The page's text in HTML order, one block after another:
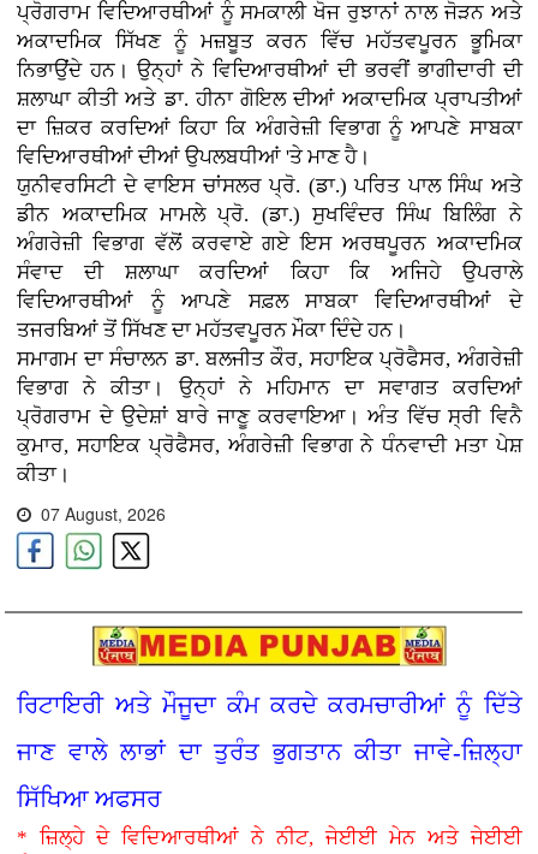
ਪ੍ਰੋਗਰਾਮ ਵਿਦਿਆਰਥੀਆਂ ਨੂੰ ਸਮਕਾਲੀ ਖੋਜ ਰੁਝਾਨਾਂ ਨਾਲ ਜੋੜਨ ਅਤੇ
ਅਕਾਦਮਿਕ ਸਿੱਖਣ ਨੂੰ ਮਜ਼ਬੂਤ ਕਰਨ ਵਿੱਚ ਮਹੱਤਵਪੂਰਨ ਭੂਮਿਕਾ
ਨਿਭਾਉਂਦੇ ਹਨ। ਉਨ੍ਹਾਂ ਨੇ ਵਿਦਿਆਰਥੀਆਂ ਦੀ ਭਰਵੀਂ ਭਾਗੀਦਾਰੀ ਦੀ
ਸ਼ਲਾਘਾ ਕੀਤੀ ਅਤੇ ਡਾ. ਹੀਨਾ ਗੋਇਲ ਦੀਆਂ ਅਕਾਦਮਿਕ ਪ੍ਰਾਪਤੀਆਂ
ਦਾ ਜ਼ਿਕਰ ਕਰਦਿਆਂ ਕਿਹਾ ਕਿ ਅੰਗਰੇਜ਼ੀ ਵਿਭਾਗ ਨੂੰ ਆਪਣੇ ਸਾਬਕਾ
ਵਿਦਿਆਰਥੀਆਂ ਦੀਆਂ ਉਪਲਬਧੀਆਂ 'ਤੇ ਮਾਣ ਹੈ।
ਯੁਨੀਵਰਸਿਟੀ ਦੇ ਵਾਇਸ ਚਾਂਸਲਰ ਪ੍ਰੋ. (ਡਾ.) ਪਰਿਤ ਪਾਲ ਸਿੰਘ ਅਤੇ
ਡੀਨ ਅਕਾਦਮਿਕ ਮਾਮਲੇ ਪ੍ਰੋ. (ਡਾ.) ਸੁਖਵਿੰਦਰ ਸਿੰਘ ਬਿਲਿੰਗ ਨੇ
ਅੰਗਰੇਜ਼ੀ ਵਿਭਾਗ ਵੱਲੋਂ ਕਰਵਾਏ ਗਏ ਇਸ ਅਰਥਪੂਰਨ ਅਕਾਦਮਿਕ
ਸੰਵਾਦ ਦੀ ਸ਼ਲਾਘਾ ਕਰਦਿਆਂ ਕਿਹਾ ਕਿ ਅਜਿਹੇ ਉਪਰਾਲੇ
ਵਿਦਿਆਰਥੀਆਂ ਨੂੰ ਆਪਣੇ ਸਫ਼ਲ ਸਾਬਕਾ ਵਿਦਿਆਰਥੀਆਂ ਦੇ
ਤਜਰਬਿਆਂ ਤੋਂ ਸਿੱਖਣ ਦਾ ਮਹੱਤਵਪੂਰਨ ਮੌਕਾ ਦਿੰਦੇ ਹਨ।
ਸਮਾਗਮ ਦਾ ਸੰਚਾਲਨ ਡਾ. ਬਲਜੀਤ ਕੌਰ, ਸਹਾਇਕ ਪ੍ਰੋਫੈਸਰ, ਅੰਗਰੇਜ਼ੀ
ਵਿਭਾਗ ਨੇ ਕੀਤਾ। ਉਨ੍ਹਾਂ ਨੇ ਮਹਿਮਾਨ ਦਾ ਸਵਾਗਤ ਕਰਦਿਆਂ
ਪ੍ਰੋਗਰਾਮ ਦੇ ਉਦੇਸ਼ਾਂ ਬਾਰੇ ਜਾਣੂ ਕਰਵਾਇਆ। ਅੰਤ ਵਿੱਚ ਸ੍ਰੀ ਵਿਨੈ
ਕੁਮਾਰ, ਸਹਾਇਕ ਪ੍ਰੋਫੈਸਰ, ਅੰਗਰੇਜ਼ੀ ਵਿਭਾਗ ਨੇ ਧੰਨਵਾਦੀ ਮਤਾ ਪੇਸ਼
ਕੀਤਾ।
07 August, 2026
ਰਿਟਾਇਰੀ ਅਤੇ ਮੌਜੂਦਾ ਕੰਮ ਕਰਦੇ ਕਰਮਚਾਰੀਆਂ ਨੂੰ ਦਿੱਤੇ
ਜਾਣ ਵਾਲੇ ਲਾਭਾਂ ਦਾ ਤੁਰੰਤ ਭੁਗਤਾਨ ਕੀਤਾ ਜਾਵੇ-ਜ਼ਿਲ੍ਹਾ
ਸਿੱਖਿਆ ਅਫਸਰ
* ਜ਼ਿਲ੍ਹੇ ਦੇ ਵਿਦਿਆਰਥੀਆਂ ਨੇ ਨੀਟ, ਜੇਈਈ ਮੇਨ ਅਤੇ ਜੇਈਈ